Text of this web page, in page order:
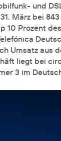
und
März bei
10 Prozent
Umsatz aus
liegt bei
3 im